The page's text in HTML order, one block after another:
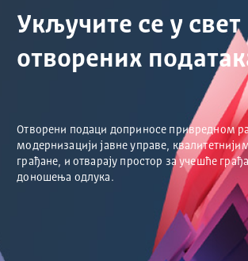
Укључите се у свет
отворених
Отворени подаци доприносе привредном
модернизацији јавне управе,
грађане, и отварају простор за учешће
доношења одлука.